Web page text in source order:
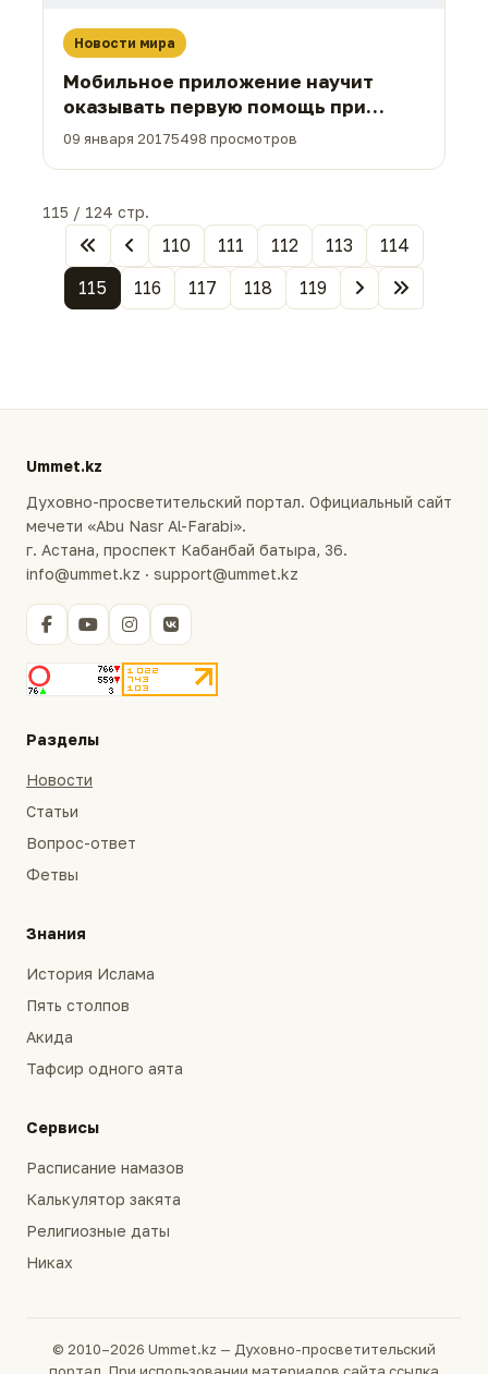
Новости мира
Мобильное приложение научит
оказывать первую помощь при
терактах
09 января 20175498 просмотров
115 / 124 стр.
110 111 112 113
114
115
116 117 118 119
Ummet.kz
Духовно-просветительский портал. Официальный сайт
мечети «Abu Nasr Al-Farabi».
г. Астана, проспект Кабанбай батыра, 36.
info@ummet.kz · support@ummet.kz
Разделы
Новости
Статьи
Вопрос-ответ
Фетвы
Знания
История Ислама
Пять столпов
Акида
Тафсир одного аята
Сервисы
Расписание намазов
Калькулятор закята
Религиозные даты
Никах
© 2010–2026 Ummet.kz — Духовно-просветительский